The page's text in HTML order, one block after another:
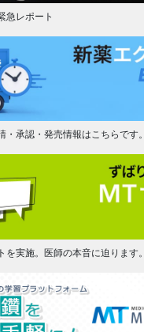
急レポート
・承認・発売情報はこちらです。
を実施。医師の本音に迫ります。